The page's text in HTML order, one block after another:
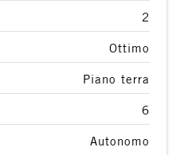
2
Ottimo
Piano terra
6
Autonomo